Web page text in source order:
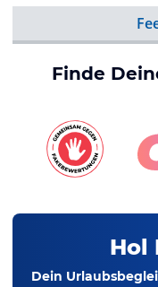
Finde
Hol
Dein